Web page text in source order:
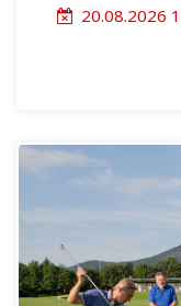
20.08.2026